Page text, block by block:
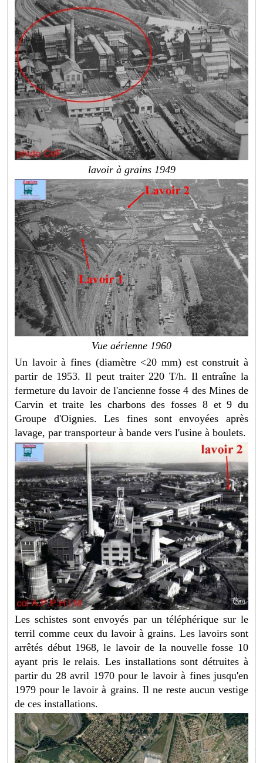
lavoir à grains 1949
Vue aérienne 1960
Un lavoir à fines (diamètre <20 mm) est construit à
partir de 1953. Il peut traiter 220 T/h. Il entraîne la
fermeture du lavoir de l'ancienne fosse 4 des Mines de
Carvin et traite les charbons des fosses 8 et 9 du
Groupe d'Oignies. Les fines sont envoyées après
lavage, par transporteur à bande vers l'usine à boulets.
Les schistes sont envoyés par un téléphérique sur le
terril comme ceux du lavoir à grains. Les lavoirs sont
arrêtés début 1968, le lavoir de la nouvelle fosse 10
ayant pris le relais. Les installations sont détruites à
partir du 28 avril 1970 pour le lavoir à fines jusqu'en
1979 pour le lavoir à grains. Il ne reste aucun vestige
de ces installations.